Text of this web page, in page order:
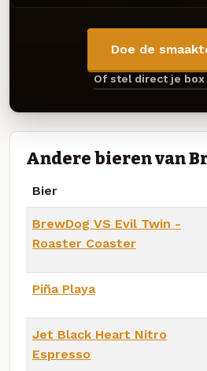
Doe de
Of stel direct je
Andere bieren van
Bier
BrewDog VS Evil Twin -
Roaster Coaster
Piña Playa
Jet Black Heart Nitro
Espresso